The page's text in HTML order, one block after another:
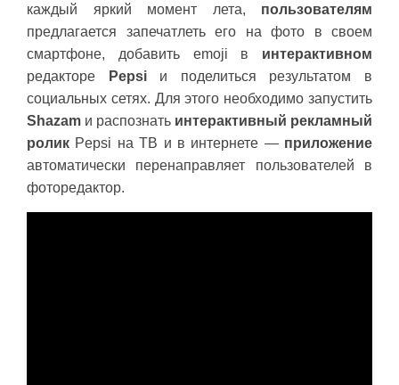
каждый яркий момент лета, пользователям
предлагается запечатлеть его на фото в своем
смартфоне, добавить emoji в интерактивном
редакторе
Pepsiи поделиться результатом в
социальных сетях. Для этого необходимо запустить
Shazam и распознать интерактивный рекламный
ролик Pepsi на ТВ и в интернете — приложение
автоматически перенаправляет пользователей в
фоторедактор.